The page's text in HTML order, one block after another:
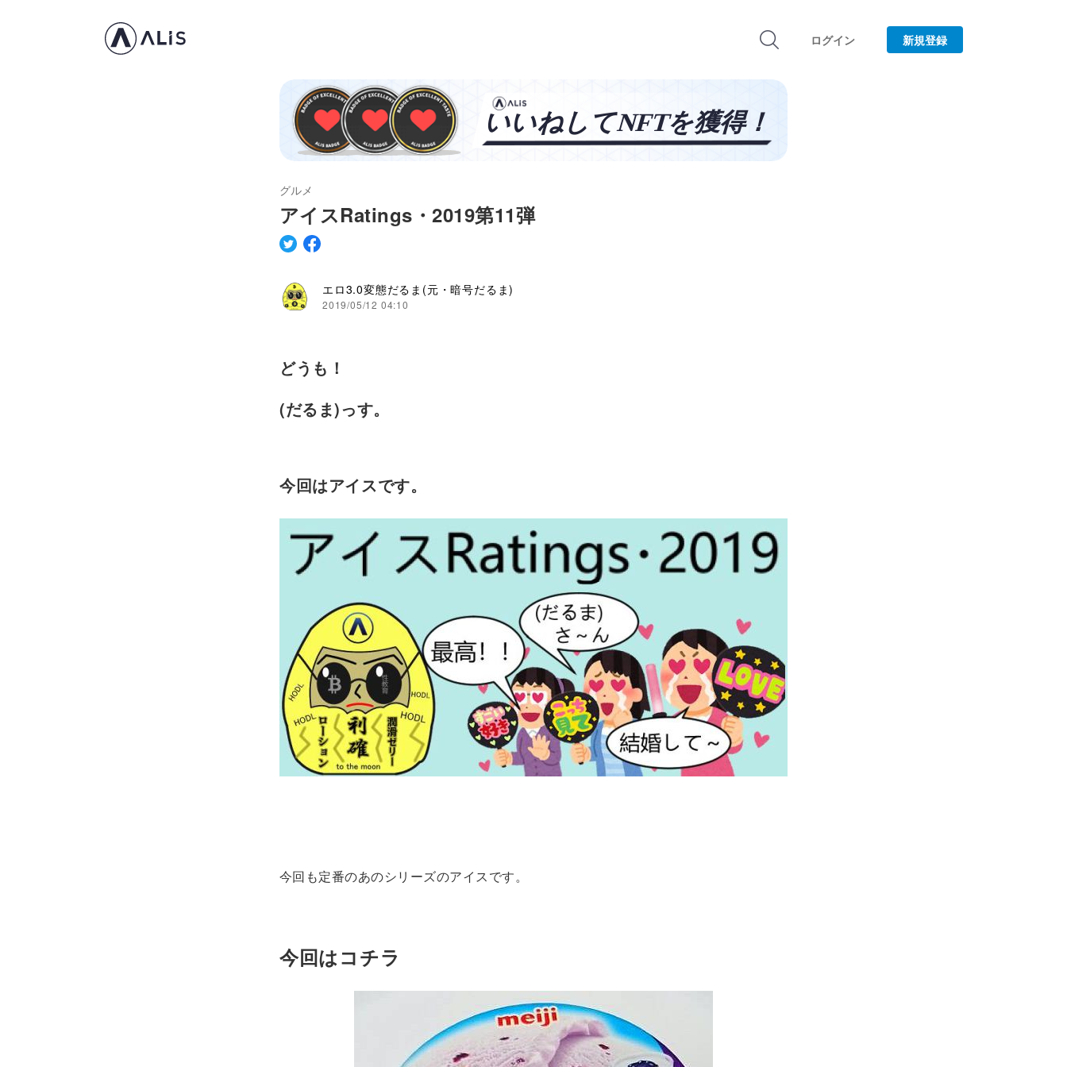
ログイン 新規登録
グルメ
アイスRatings・2019第11弾
エロ3.0変態だるま(元・暗号だるま)
2019/05/12 04:10
どうも！
(だるま)っす。
今回はアイスです。
今回も定番のあのシリーズのアイスです。
今回はコチラ